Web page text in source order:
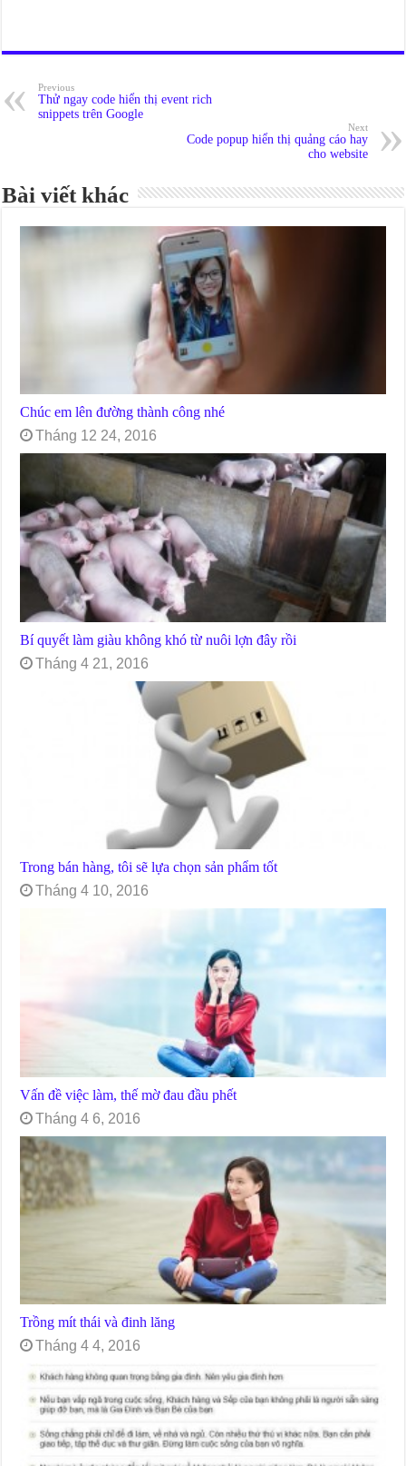
Previous
Thử ngay code hiển thị event rich
snippets trên Google
Next
Code popup hiển thị quảng cáo hay
cho website
Bài viết khác
Chúc em lên đường thành công nhé
Tháng 12 24, 2016
Bí quyết làm giàu không khó từ nuôi lợn đây rồi
Tháng 4 21, 2016
Trong bán hàng, tôi sẽ lựa chọn sản phẩm tốt
Tháng 4 10, 2016
Vấn đề việc làm, thế mờ đau đầu phết
Tháng 4 6, 2016
Trồng mít thái và đinh lăng
Tháng 4 4, 2016